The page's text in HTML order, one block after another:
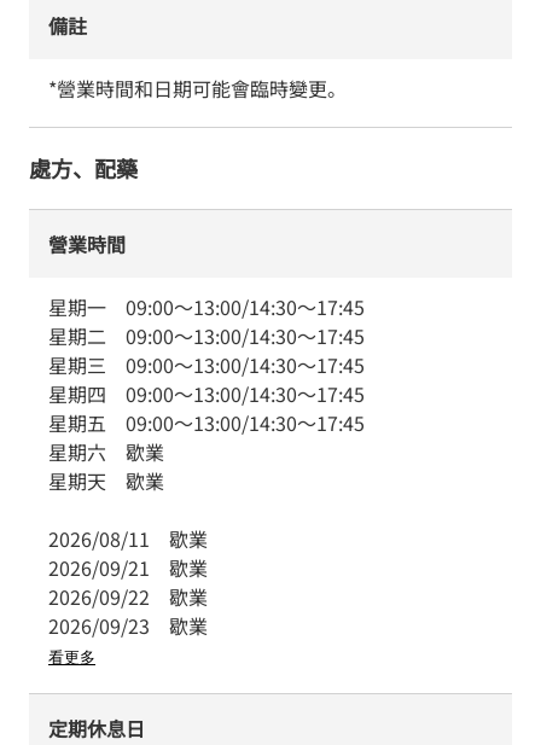
備註
*營業時間和日期可能會臨時變更。
處方、配藥
營業時間
星期一 09:00～13:00/14:30～17:45
星期二 09:00～13:00/14:30～17:45
星期三 09:00～13:00/14:30～17:45
星期四 09:00～13:00/14:30～17:45
星期五 09:00～13:00/14:30～17:45
星期六 歇業
星期天 歇業
2026/08/11 歇業
2026/09/21 歇業
2026/09/22 歇業
2026/09/23 歇業
看更多
定期休息日